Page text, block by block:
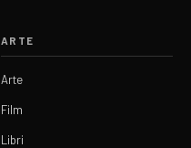
ARTE
Arte
Film
Libri